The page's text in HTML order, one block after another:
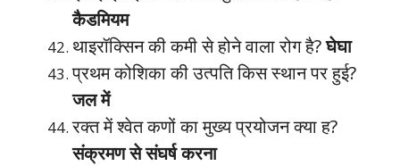
कैडमियम
थाइरॉक्सिन की कमी से होने वाला रोग है?घेघा
प्रथम कोशिका की उत्पति किस स्थान पर हुई?
जल में
रक्त में श्वेत कणों का मुख्य प्रयोजन क्या ह?
संक्रमण से संघर्ष करना